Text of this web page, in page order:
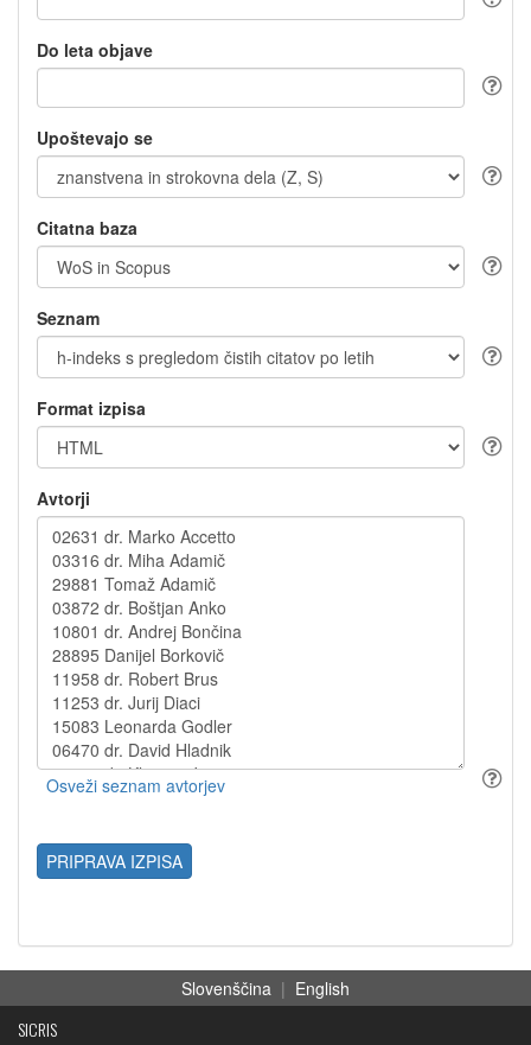
Do leta objave
Upoštevajo se
Citatna baza
Seznam
Format izpisa
Avtorji
PRIPRAVA IZPISA
Slovenščina | English
SICRIS